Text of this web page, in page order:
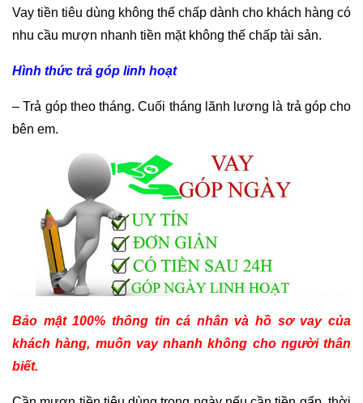
Vay tiền tiêu dùng không thế chấp dành cho khách hàng có
nhu cầu mượn nhanh tiền mặt không thế chấp tài sản.
Hình thức trả góp linh hoạt
– Trả góp theo tháng. Cuối tháng lãnh lương là trả góp cho
bên em.
Bảo mật 100% thông tin cá nhân và hồ sơ vay của
khách hàng, muốn vay nhanh không cho người thân
biết.